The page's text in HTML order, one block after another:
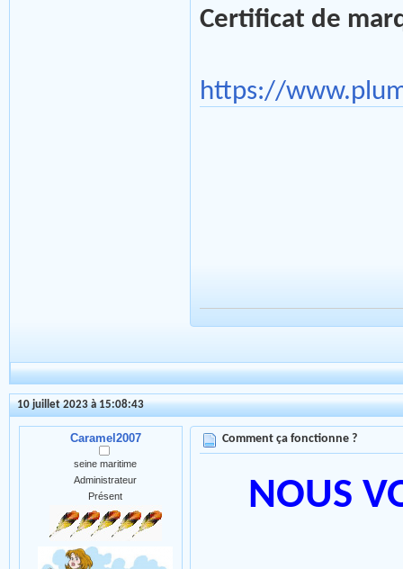
Certificat de
https://
10 juillet 2023 à 15:08:43
Caramel2007
seine maritime
Administrateur
Présent
Comment ça fonctionne ?
NOUS